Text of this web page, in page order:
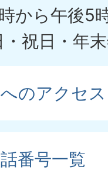
から午後5
・祝日・年
のアクセス
番号一覧